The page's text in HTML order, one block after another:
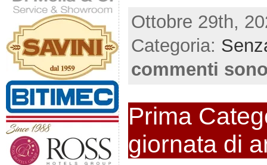
Ottobre 29th,
Categoria:
commenti
Prima
giornata di